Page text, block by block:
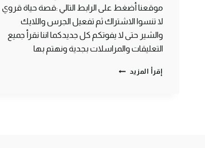
موقعنا أضغط على الرابط التالي :قصة حياة قروي
لا تنسوا الاشتراك ثم تفعيل الجرس واللايك
والشير حتى لا يفوتكم كل جديدكما اننا نقرأ جميع
التعليقات والمراسلات بجدية ونهتم بها
إقرأ المزيد مسلسل